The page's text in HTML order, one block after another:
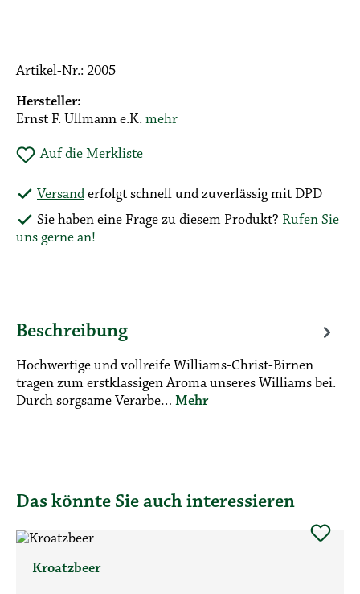
Artikel-Nr.: 2005
Hersteller:
Ernst F. Ullmann e.K. mehr
Auf die Merkliste
Versand erfolgt schnell und zuverlässig mit DPD
Sie haben eine Frage zu diesem Produkt? Rufen Sie
uns gerne an!
Beschreibung
Hochwertige und vollreife Williams-Christ-Birnen
tragen zum erstklassigen Aroma unseres Williams bei.
Durch sorgsame Verarbe… Mehr
Produktgalerie überspringen
Das könnte Sie auch interessieren
Kroatzbeer